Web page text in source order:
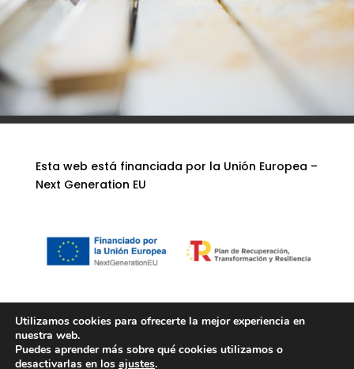
Esta web está financiada por la Unión Europea –
Next Generation EU
Travika Creativa | Diseño web:
Utilizamos cookies para ofrecerte la mejor experiencia en
nuestra web.
Puedes aprender más sobre qué cookies utilizamos o
desactivarlas en los ajustes.